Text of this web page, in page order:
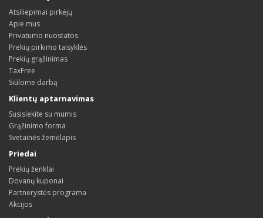
Atsiliepimai pirkėjų
Apie mus
Privatumo nuostatos
Prekių pirkimo taisyklės
Prekių grąžinimas
TaxFree
Siūlome darbą
Klientų aptarnavimas
Susisiekite su mumis
Grąžinimo forma
Svetainės žemėlapis
Priedai
Prekių ženklai
Dovanų kuponai
Partnerystės programa
Akcijos